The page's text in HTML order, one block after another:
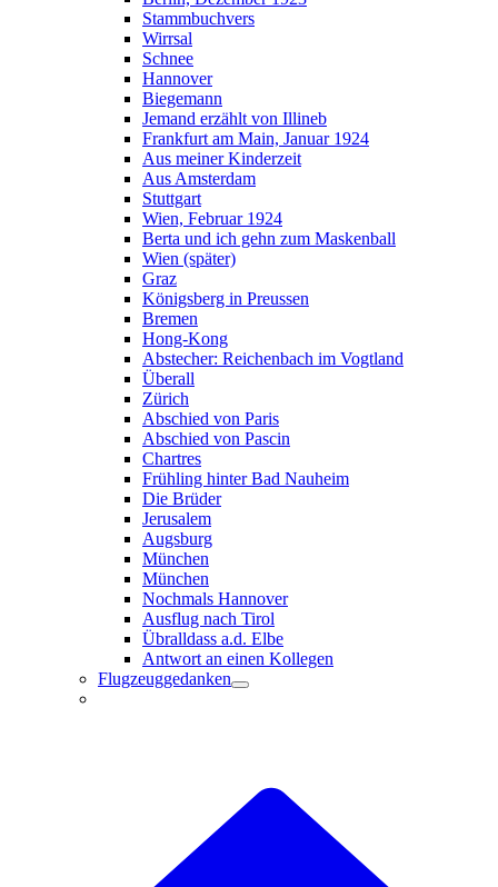
Stammbuchvers
Wirrsal
Schnee
Hannover
Biegemann
Jemand erzählt von Illineb
Frankfurt am Main, Januar 1924
Aus meiner Kinderzeit
Aus Amsterdam
Stuttgart
Wien, Februar 1924
Berta und ich gehn zum Maskenball
Wien (später)
Graz
Königsberg in Preussen
Bremen
Hong-Kong
Abstecher: Reichenbach im Vogtland
Überall
Zürich
Abschied von Paris
Abschied von Pascin
Chartres
Frühling hinter Bad Nauheim
Die Brüder
Jerusalem
Augsburg
München
München
Nochmals Hannover
Ausflug nach Tirol
Übralldass a.d. Elbe
Antwort an einen Kollegen
Flugzeuggedanken